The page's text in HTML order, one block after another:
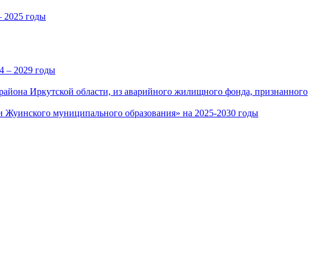
2025 годы
– 2029 годы
Иркутской области, из аварийного жилищного фонда, признанного
муниципального образования» на 2025-2030 годы